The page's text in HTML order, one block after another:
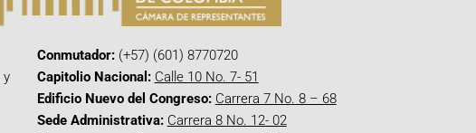
y
Conmutador:(+57) (601) 8770720
Capitolio Nacional: Calle 10 No. 7- 51
Edificio Nuevo del Congreso: Carrera 7 No. 8 – 68
Sede Administrativa: Carrera 8 No. 12- 02